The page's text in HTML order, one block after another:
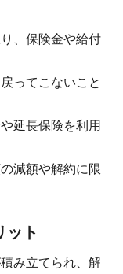
、保険金や給付
ってこないこと
延長保険を利用
減額や解約に限
ット
み立てられ、解